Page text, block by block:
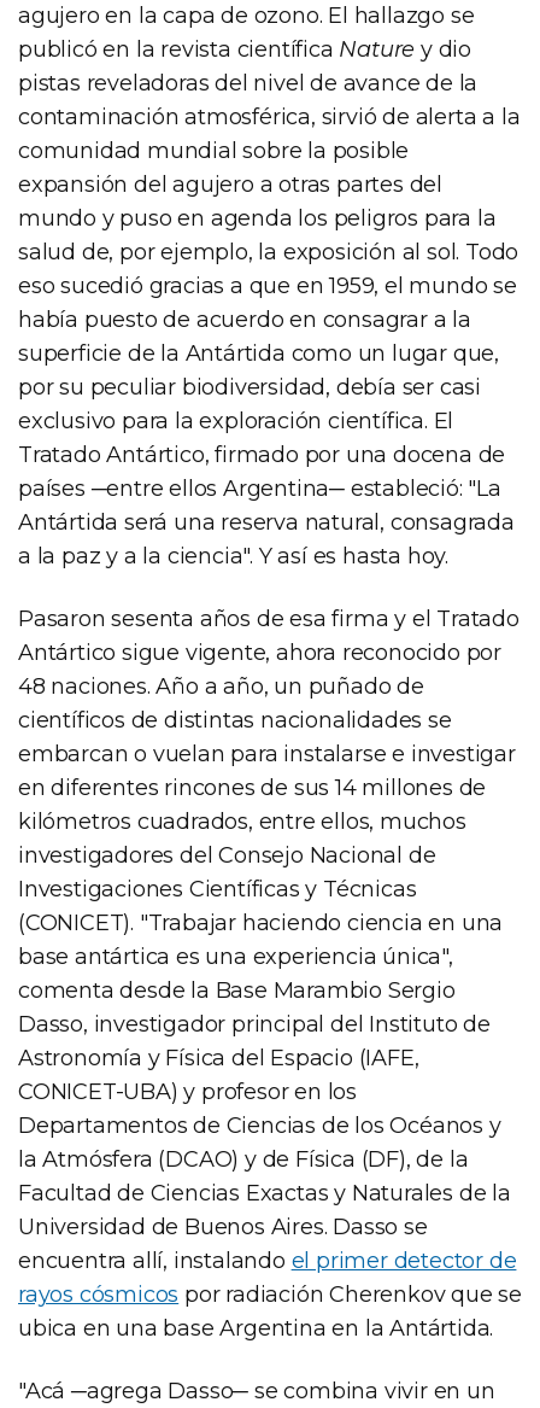
agujero en la capa de ozono. El hallazgo se
publicó en la revista científica Nature y dio
pistas reveladoras del nivel de avance de la
contaminación atmosférica, sirvió de alerta a la
comunidad mundial sobre la posible
expansión del agujero a otras partes del
mundo y puso en agenda los peligros para la
salud de, por ejemplo, la exposición al sol. Todo
eso sucedió gracias a que en 1959, el mundo se
había puesto de acuerdo en consagrar a la
superficie de la Antártida como un lugar que,
por su peculiar biodiversidad, debía ser casi
exclusivo para la exploración científica. El
Tratado Antártico, firmado por una docena de
países ─entre ellos Argentina─ estableció: "La
Antártida será una reserva natural, consagrada
a la paz y a la ciencia". Y así es hasta hoy.
Pasaron sesenta años de esa firma y el Tratado
Antártico sigue vigente, ahora reconocido por
48 naciones. Año a año, un puñado de
científicos de distintas nacionalidades se
embarcan o vuelan para instalarse e investigar
en diferentes rincones de sus 14 millones de
kilómetros cuadrados, entre ellos, muchos
investigadores del Consejo Nacional de
Investigaciones Científicas y Técnicas
(CONICET). "Trabajar haciendo ciencia en una
base antártica es una experiencia única",
comenta desde la Base Marambio Sergio
Dasso, investigador principal del Instituto de
Astronomía y Física del Espacio (IAFE,
CONICET-UBA) y profesor en los
Departamentos de Ciencias de los Océanos y
la Atmósfera (DCAO) y de Física (DF), de la
Facultad de Ciencias Exactas y Naturales de la
Universidad de Buenos Aires. Dasso se
encuentra allí, instalando el primer detector de
rayos cósmicos por radiación Cherenkov que se
ubica en una base Argentina en la Antártida.
"Acá ─agrega Dasso─ se combina vivir en un